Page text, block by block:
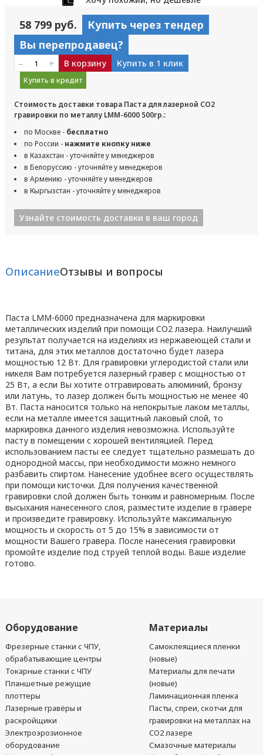
58 799 руб.
Купить через тендер
Вы перепродавец?
– + В корзину Купить в 1 клик
Купить в кредит
Стоимость доставки товара Паста для лазерной CO2
гравировки по металлу LMM-6000 500гр.:
по Москве - бесплатно
по России - нажмите кнопку ниже
в Казахстан - уточняйте у менеджеров
в Белоруссию - уточняйте у менеджеров
в Армению - уточняйте у менеджеров
в Кыргызстан - уточняйте у менеджеров
Узнайте стоимость доставки в ваш город
ОписаниеОтзывы и вопросы
Паста LMM-6000 предназначена для маркировки
металлических изделий при помощи СО2 лазера. Наилучший
результат получается на изделиях из нержавеющей стали и
титана, для этих металлов достаточно будет лазера
мощностью 12 Вт. Для гравировки углеродистой стали или
никеля Вам потребуется лазерный гравер с мощностью от
25 Вт, а если Вы хотите отгравировать алюминий, бронзу
или латунь, то лазер должен быть мощностью не менее 40
Вт. Паста наносится только на непокрытые лаком металлы,
если на металле имеется защитный лаковый слой, то
маркировка данного изделия невозможна. Используйте
пасту в помещении с хорошей вентиляцией. Перед
использованием пасты ее следует тщательно размешать до
однородной массы, при необходимости можно немного
разбавить спиртом. Нанесение удобнее всего осуществлять
при помощи кисточки. Для получения качественной
гравировки слой должен быть тонким и равномерным. После
высыхания нанесенного слоя, разместите изделие в гравере
и произведите гравировку. Используйте максимальную
мощность и скорость от 5 до 15% в зависимости от
мощности Вашего гравера. После нанесения гравировки
промойте изделие под струей теплой воды. Ваше изделие
готово.
Оборудование
Фрезерные станки с ЧПУ,
обрабатывающие центры
Токарные станки с ЧПУ
Планшетные режущие
плоттеры
Лазерные гравёры и
раскройщики
Электроэрозионное
оборудование
Материалы
Самоклеящиеся пленки
(новые)
Материалы для печати
(новые)
Ламинационная пленка
Пасты, спреи, скотчи для
гравировки на металлах на
CO2 лазере
Смазочные материалы